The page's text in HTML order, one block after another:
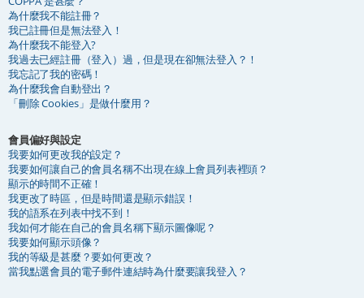
為什麼我不能註冊？
我已註冊但是無法登入！
為什麼我不能登入?
我過去已經註冊（登入）過，但是現在卻無法登入？！
我忘記了我的密碼！
為什麼我會自動登出？
「刪除 Cookies」是做什麼用？
會員偏好與設定
我要如何更改我的設定？
我要如何讓自己的會員名稱不出現在線上會員列表裡頭？
顯示的時間不正確！
我更改了時區，但是時間還是顯示錯誤！
我的語系在列表中找不到！
我如何才能在自己的會員名稱下顯示圖像呢？
我要如何顯示頭像？
我的等級是甚麼？要如何更改？
當我點選會員的電子郵件連結時為什麼要讓我登入？